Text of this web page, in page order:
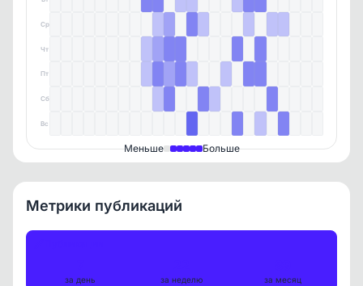
Ср
Чт
Пт
Сб
Вс
Меньше Больше
Метрики публикаций
за день за неделю за месяц